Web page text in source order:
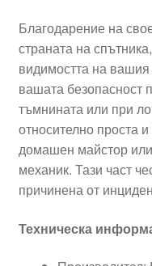
Благодарение на
страната на
видимостта на
вашата
тъмнината или при
относително проста
домашен майстор
механик. Тази част
причинена от
Техническа